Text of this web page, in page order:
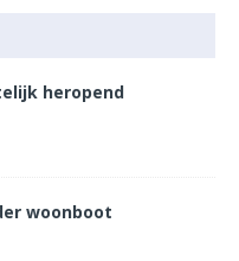
heropend
woonboot